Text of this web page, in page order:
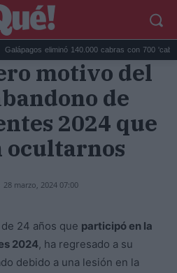
eliminó 140.000 cabras con 700 'cabras e...
motivo del
de
2024 que
ocultarnos
28 marzo, 2024 07:00
24 años que participó en la
2024, ha regresado a su
debido a una lesión en la